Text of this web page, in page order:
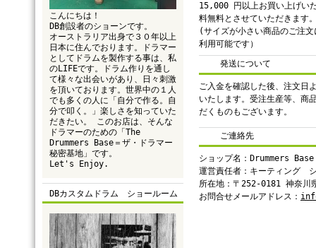
こんにちは！
DB創設者のショーンです。
オーストラリア出身で３０年以上
日本に住んでおります。ドラマー
としてドラムを製作する事は、私
のLIFEです。ドラム作りを通し
て様々な出会いがあり、日々刺激
を頂いております。世界中の１人
でも多くの人に「自分で作る。自
分で叩く。」楽しさを知っていた
だきたい。 このお店は、そんな
ドラマーのための「The
Drummers Base＝ザ・ドラマー
秘密基地」です。
Let's Enjoy.
DBカスタムドラム ショールーム
15,000 円以上お買い上げい
料無料とさせていただきます
(サイズが小さい商品のご注
利用可能です）
発送について
ご入金を確認した後、注文日
いたします。受注生産等、商
だくものもございます。
ご連絡先
ショップ名：Drummers Base
運営責任者：キーティング
所在地：〒252-0181 神奈川
お問合せメールアドレス：